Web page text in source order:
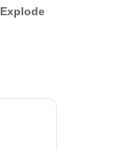
Explode